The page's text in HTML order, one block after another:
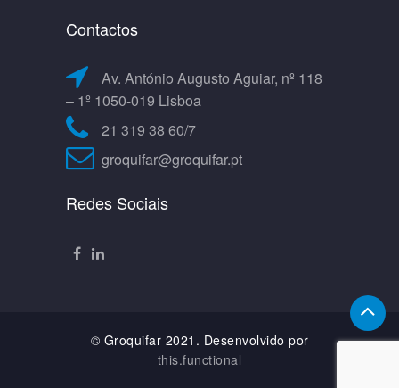
Contactos
Av. António Augusto Aguiar, nº 118
– 1º 1050-019 Lisboa
21 319 38 60/7
groquifar@groquifar.pt
Redes Sociais
© Groquifar 2021. Desenvolvido por
this.functional